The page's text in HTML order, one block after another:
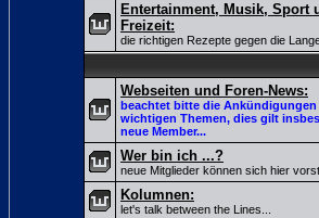
Entertainment, Musik, Sport
Freizeit:
die richtigen Rezepte gegen die
Webseiten und Foren-News:
beachtet bitte die Ankündigungen
wichtigen Themen, dies gilt
neue Member...
Wer bin ich ...?
neue Mitglieder können sich hier
Kolumnen:
let's talk between the Lines...